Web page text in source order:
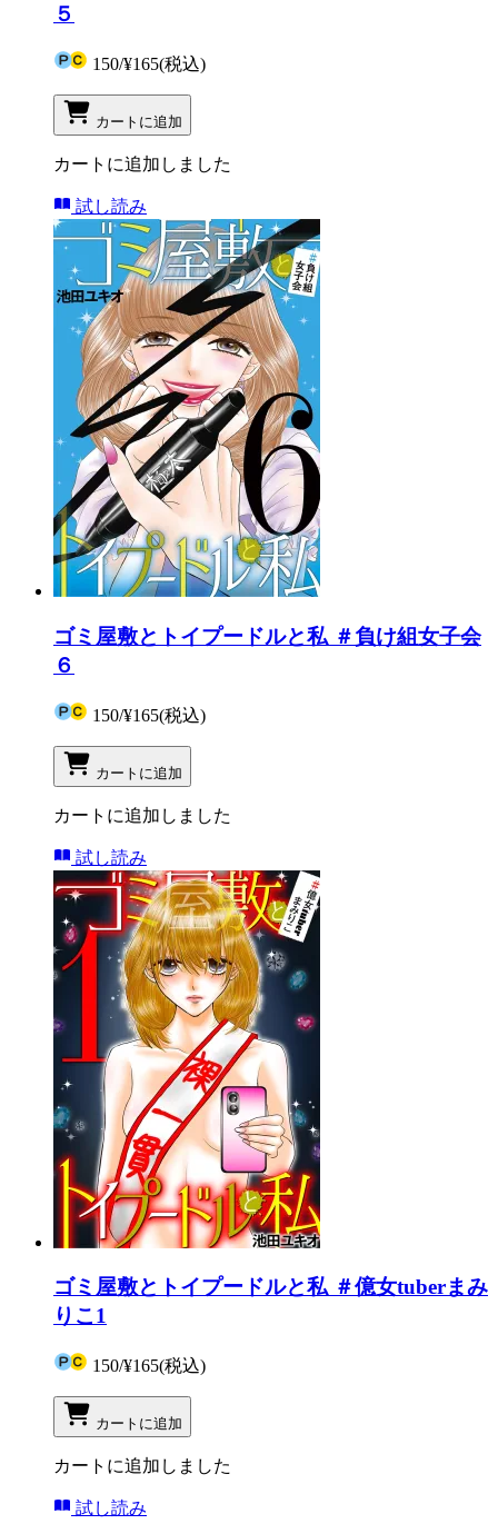
５
150/¥165(税込)
カートに追加
カートに追加しました
試し読み
ゴミ屋敷とトイプードルと私 ＃負け組女子会
６
150/¥165(税込)
カートに追加
カートに追加しました
試し読み
ゴミ屋敷とトイプードルと私 ＃億女tuberまみ
りこ1
150/¥165(税込)
カートに追加
カートに追加しました
試し読み